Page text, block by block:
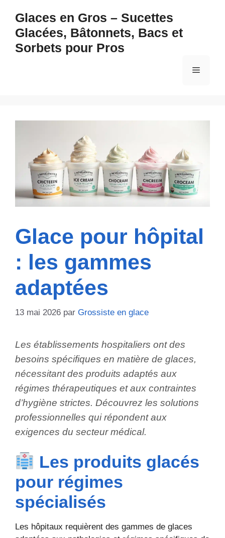
contenu
Glaces en Gros – Sucettes
Glacées, Bâtonnets, Bacs et
Sorbets pour Pros
Menu
Glace pour hôpital
: les gammes
adaptées
13 mai 2026 par Grossiste en glace
Les établissements hospitaliers ont des
besoins spécifiques en matière de glaces,
nécessitant des produits adaptés aux
régimes thérapeutiques et aux contraintes
d’hygiène strictes. Découvrez les solutions
professionnelles qui répondent aux
exigences du secteur médical.
Les produits glacés
pour régimes
spécialisés
Les hôpitaux requièrent des gammes de glaces